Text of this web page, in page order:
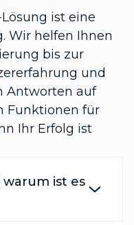
ist eine
Wir helfen Ihnen
bis zur
und
Antworten auf
Funktionen für
Ihr Erfolg ist
ist es